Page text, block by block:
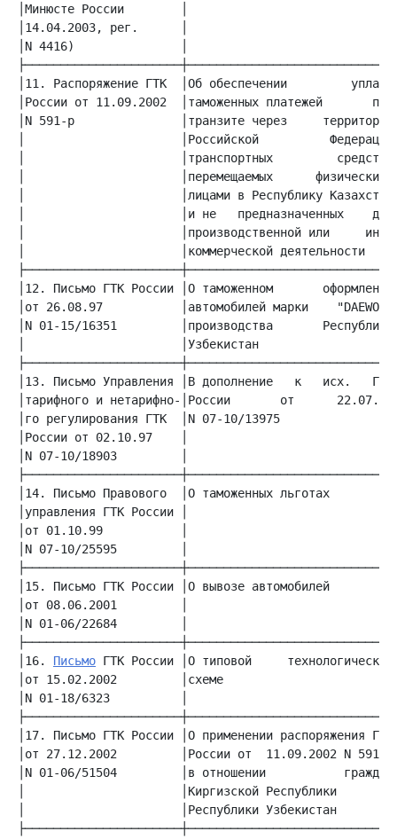
│Минюсте России        │
│14.04.2003, рег.      │
│N 4416)               │
│11. Распоряжение ГТК  │Об обеспечении
│России от 11.09.2002  │таможенных платежей
│N 591-р               │транзите через
│                      │Российской
│                      │транспортных
│                      │перемещаемых
│                      │лицами в Республику
│                      │и не   предназначенных
│                      │производственной или
│                      │коммерческой деятельности
│12. Письмо ГТК России │О таможенном
│от 26.08.97           │автомобилей марки
│N 01-15/16351         │производства
│                      │Узбекистан
│13. Письмо Управления │В дополнение   к   исх.
│тарифного и нетарифно-│России       от
│го регулирования ГТК  │N 07-10/13975
│России от 02.10.97    │
│N 07-10/18903         │
│14. Письмо Правового  │О таможенных льготах
│управления ГТК России │
│от 01.10.99           │
│N 07-10/25595         │
│15. Письмо ГТК России │О вывозе автомобилей
│от 08.06.2001         │
│N 01-06/22684         │
│16. Письмо ГТК России │О типовой
│от 15.02.2002         │схеме
│N 01-18/6323          │
│17. Письмо ГТК России │О применении распоряжения
│от 27.12.2002         │России от  11.09.2002 N
│N 01-06/51504         │в отношении
│                      │Киргизской Республики
│                      │Республики Узбекистан